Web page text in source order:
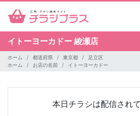
イトーヨーカドー 綾瀬店
ホーム 都道府県 東京都
足立区
ホーム
お店の名前 イトーヨーカドー
本日チラシは配信され